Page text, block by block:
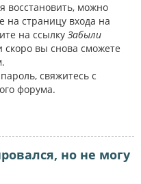
восстановить, можно
на страницу входа на
на ссылку Забыли
скоро вы снова сможете
свяжитесь с
форума.
но не могу